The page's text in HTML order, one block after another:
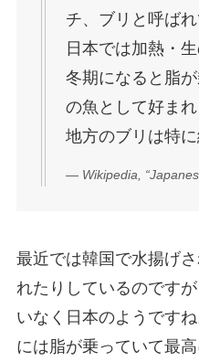
チ、ブリと呼ば
日本では加熱・
冬期になると脂
の魚として好ま
地方のブリは特に
— Wikipedia,
最近では韓国で水揚げ
れたりしているのです
いなく日本のようです
には脂が乗っていて最